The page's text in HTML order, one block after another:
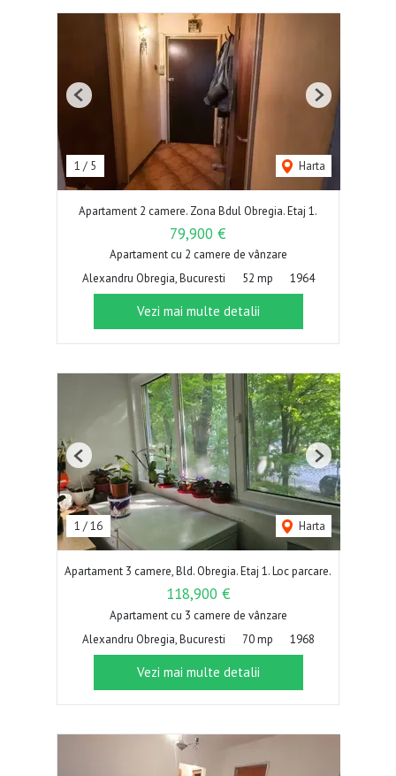
1 / 5 Harta
Previous Next
Apartament 2 camere. Zona Bdul Obregia. Etaj 1.
79,900 €
Apartament cu 2 camere de vânzare
Alexandru Obregia, Bucuresti
52 mp 1964
Vezi mai multe detalii
1 /16 Harta
Previous Next
Apartament 3 camere, Bld. Obregia. Etaj 1. Loc parcare.
118,900 €
Apartament cu 3 camere de vânzare
Alexandru Obregia, Bucuresti
70 mp 1968
Vezi mai multe detalii